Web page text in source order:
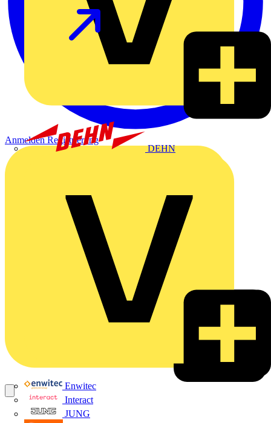
DEHN
Enwitec
Interact
JUNG
AnmeldenRegistrierung